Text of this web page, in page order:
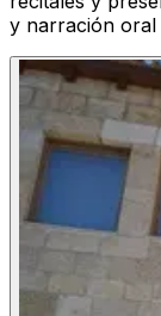
y narración oral